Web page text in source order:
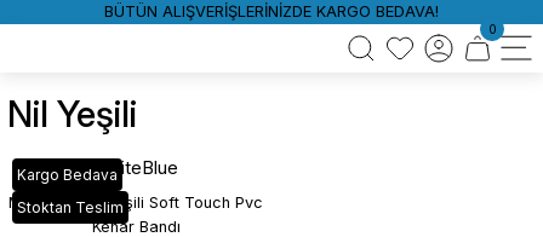
BÜTÜN ALIŞVERİŞLERİNİZDE KARGO BEDAVA!
0
Nil Yeşili
Kargo Bedava
Stoktan Teslim
WhiteBlue
MAT_59C Nil Yeşili Soft Touch Pvc
Kenar Bandı